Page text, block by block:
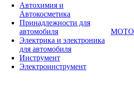
Автохимия и
Автокосметика
Принадлежности для
автомобиля
Электрика и электроника
для автомобиля
Инструмент
Электроинструмент
МОТО